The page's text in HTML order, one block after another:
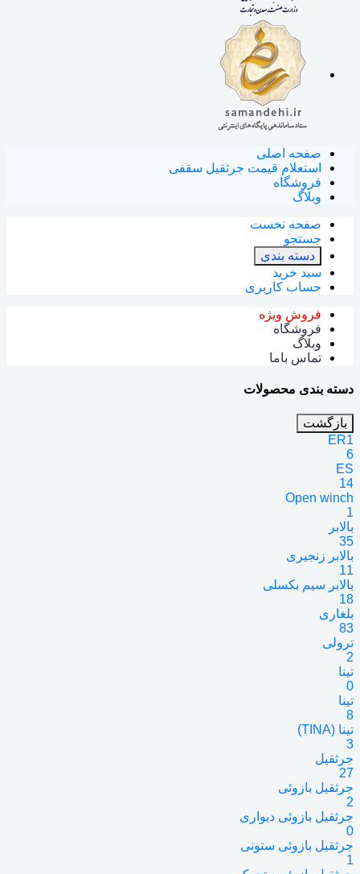
صفحه اصلی
استعلام قیمت جرثقیل سقفی
فروشگاه
وبلاگ
صفحه نخست
جستجو
دسته بندی
سبد خرید
حساب کاربری
فروش ویژه
فروشگاه
وبلاگ
تماس باما
دسته بندی محصولات
بازگشت
ER1
6
ES
14
Open winch
1
بالابر
35
بالابر زنجیری
11
بالابر سیم بکسلی
18
بلغاری
83
ترولی
2
تینا
0
تینا
8
تینا (TINA)
3
جرثقیل
27
جرثقیل بازوئی
2
جرثقیل بازوئی دیواری
0
جرثقیل بازوئی ستونی
1